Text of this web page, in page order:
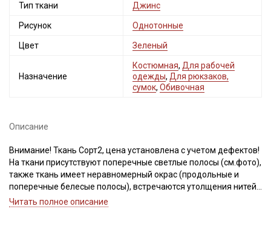
Тип ткани Джинс
Рисунок Однотонные
Цвет Зеленый
Назначение
Костюмная, Для рабочей
одежды, Для рюкзаков,
сумок, Обивочная
Описание
Внимание! Ткань Сорт2, цена установлена с учетом дефектов!
На ткани присутствуют поперечные светлые полосы (см.фото),
также ткань имеет неравномерный окрас (продольные и
поперечные белесые полосы), встречаются утолщения нитей,
легкие переходы оттенка, дефекты вдоль кромки на
Читать полное описание